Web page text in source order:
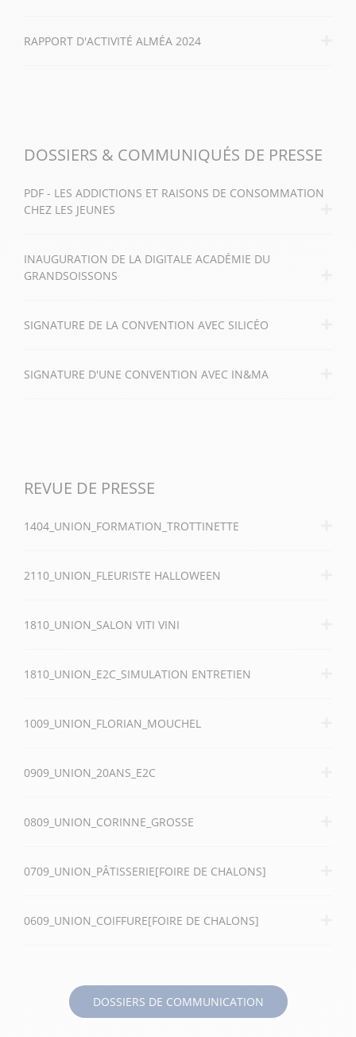
RAPPORT D'ACTIVITÉ ALMÉA 2024
DOSSIERS & COMMUNIQUÉS DE PRESSE
PDF - LES ADDICTIONS ET RAISONS DE CONSOMMATION
CHEZ LES JEUNES
INAUGURATION DE LA DIGITALE ACADÉMIE DU
GRANDSOISSONS
SIGNATURE DE LA CONVENTION AVEC SILICÉO
SIGNATURE D'UNE CONVENTION AVEC IN&MA
REVUE DE PRESSE
1404_UNION_FORMATION_TROTTINETTE
2110_UNION_FLEURISTE HALLOWEEN
1810_UNION_SALON VITI VINI
1810_UNION_E2C_SIMULATION ENTRETIEN
1009_UNION_FLORIAN_MOUCHEL
0909_UNION_20ANS_E2C
0809_UNION_CORINNE_GROSSE
0709_UNION_PÂTISSERIE[FOIRE DE CHALONS]
0609_UNION_COIFFURE[FOIRE DE CHALONS]
DOSSIERS DE COMMUNICATION